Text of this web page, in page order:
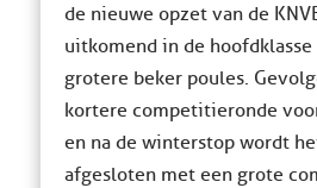
de nieuwe opzet van de
uitkomend in de
grotere beker poules.
kortere competitieronde
en na de winterstop wordt
afgesloten met een grote